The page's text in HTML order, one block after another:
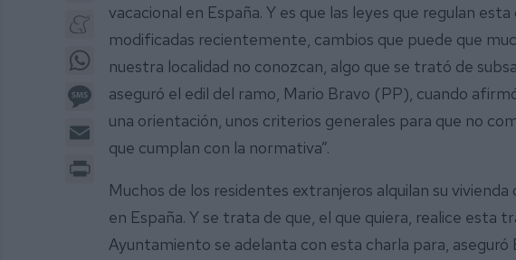
Meneame
Message
Email
Print
vacacional en España. Y es que las leyes que regulan
modificadas recientemente, cambios que puede que
nuestra localidad no conozcan, algo que se trató de
aseguró el edil del ramo, Mario Bravo (PP), cuando
una orientación, unos criterios generales para que no
que cumplan con la normativa”.
Muchos de los residentes extranjeros alquilan su
en España. Y se trata de que, el que quiera, realice esta
Ayuntamiento se adelanta con esta charla para, aseguró